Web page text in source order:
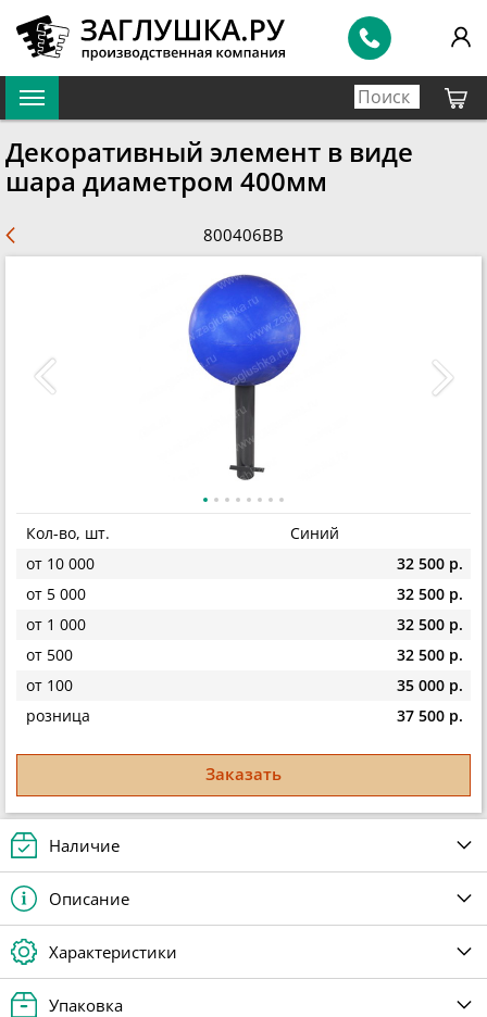
Декоративный элемент в виде
шара диаметром 400мм
800406BB
Кол-во, шт.
Синий
от 10 000
32 500 р.
от 5 000
32 500 р.
от 1 000
32 500 р.
от 500
32 500 р.
от 100
35 000 р.
розница
37 500 р.
Заказать
Наличие
Описание
Характеристики
Упаковка